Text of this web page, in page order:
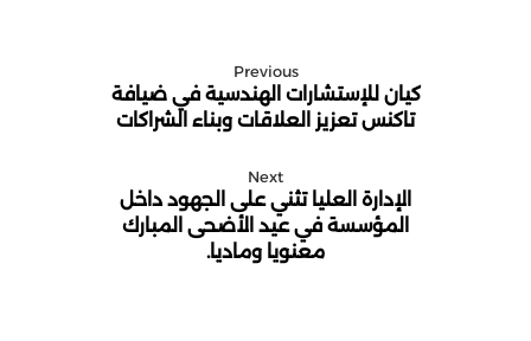
Previous
كيان للإستشارات الهندسية في ضيافة
تاكنس تعزيز العلاقات وبناء الشراكات
Next
الإدارة العليا تثني على الجهود داخل
المؤسسة في عيد الأضحى المبارك
معنويا وماديا.